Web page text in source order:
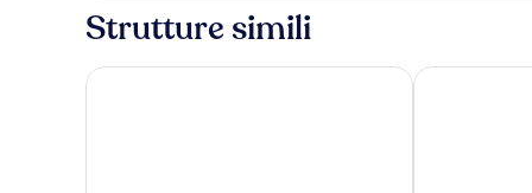
or
Theme)
Strutture simili
Sangsangmadang Chuncheon Stay HotelBella Stay